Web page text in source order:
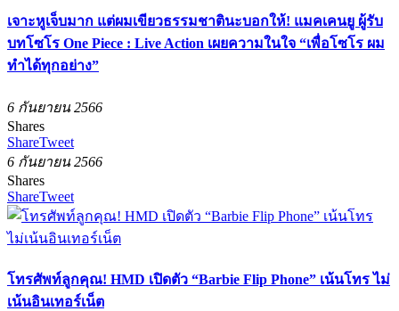
เจาะหูเจ็บมาก แต่ผมเขียวธรรมชาตินะบอกให้! แมคเคนยู ผู้รับ
บทโซโร One Piece : Live Action เผยความในใจ “เพื่อโซโร ผม
ทำได้ทุกอย่าง”
6 กันยายน 2566
Shares
ShareTweet
6 กันยายน 2566
Shares
ShareTweet
โทรศัพท์ลูกคุณ! HMD เปิดตัว “Barbie Flip Phone” เน้นโทร ไม่
เน้นอินเทอร์เน็ต